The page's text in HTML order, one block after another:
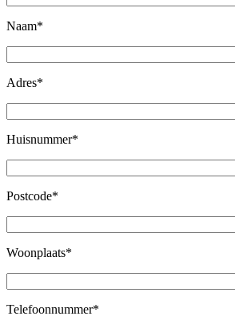
Naam*
Adres*
Huisnummer*
Postcode*
Woonplaats*
Telefoonnummer*